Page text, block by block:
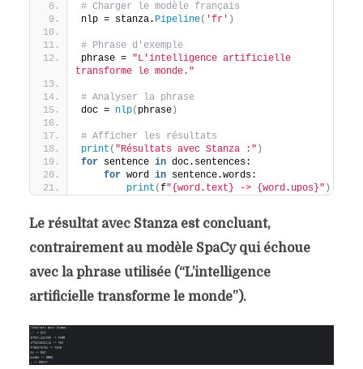
# Charger le modèle français
nlp = stanza. Pipeline( 'fr' )
# Phrase d'exemple
phrase = "L'intelligence artificielle
transforme le monde."
# Analyser la phrase
doc = nlp( phrase)
# Afficher les résultats
print ( "Résultats avec Stanza :" )
for sentence in doc.sentences:
for word in sentence.words:
print (f"{word.text} -> {word.upos}" )
Le résultat avec Stanza est concluant,
contrairement au modèle SpaCy qui échoue
avec la phrase utilisée (“L’intelligence
artificielle transforme le monde”).